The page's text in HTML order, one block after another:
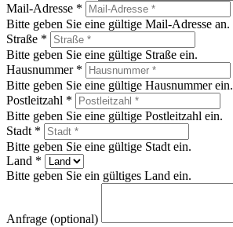
Mail-Adresse *
Bitte geben Sie eine gültige Mail-Adresse an.
Straße *
Bitte geben Sie eine gültige Straße ein.
Hausnummer *
Bitte geben Sie eine gültige Hausnummer ein.
Postleitzahl *
Bitte geben Sie eine gültige Postleitzahl ein.
Stadt *
Bitte geben Sie eine gültige Stadt ein.
Land *
Bitte geben Sie ein gültiges Land ein.
Anfrage (optional)